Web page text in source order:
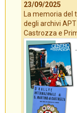
23/09/2025
La memoria
degli archivi
Castrozza e